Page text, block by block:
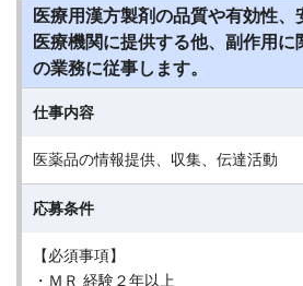
医療用漢方製剤の品質や有効性
医療機関に提供する他、副作用
の業務に従事します。
仕事内容
医薬品の情報提供、収集、伝達活動
応募条件
【必須事項】
・ＭＲ 経験２年以上